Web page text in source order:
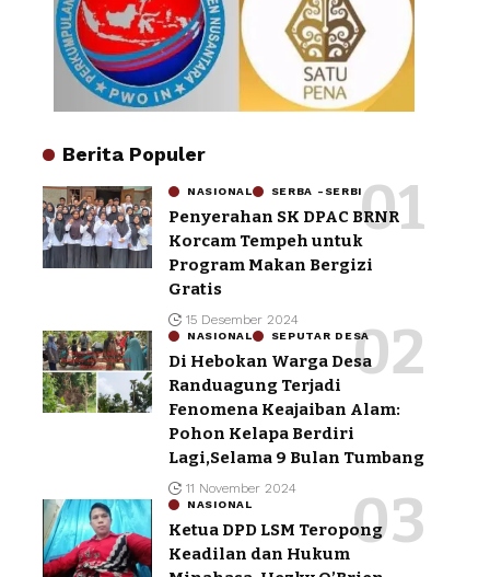
Berita Populer
NASIONAL SERBA -SERBI
Penyerahan SK DPAC BRNR
Korcam Tempeh untuk
Program Makan Bergizi
Gratis
15 Desember 2024
NASIONAL SEPUTAR DESA
Di Hebokan Warga Desa
Randuagung Terjadi
Fenomena Keajaiban Alam:
Pohon Kelapa Berdiri
Lagi,Selama 9 Bulan Tumbang
11 November 2024
NASIONAL
Ketua DPD LSM Teropong
Keadilan dan Hukum